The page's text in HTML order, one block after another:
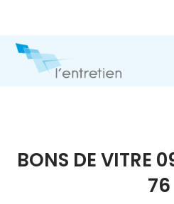
BONS DE VITRE
76